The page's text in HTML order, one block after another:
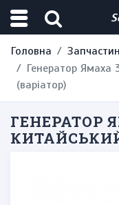
Головна
Генератор Ямаха
(варіатор)
ГЕНЕРАТОР